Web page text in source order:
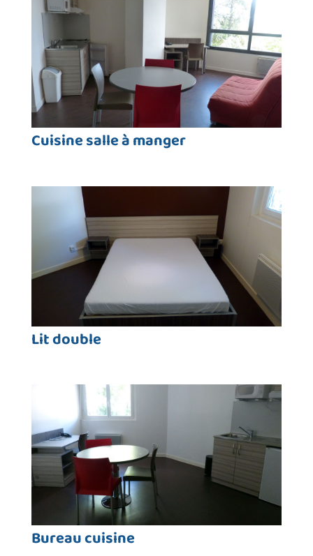
Cuisine salle à manger
Lit double
Bureau cuisine